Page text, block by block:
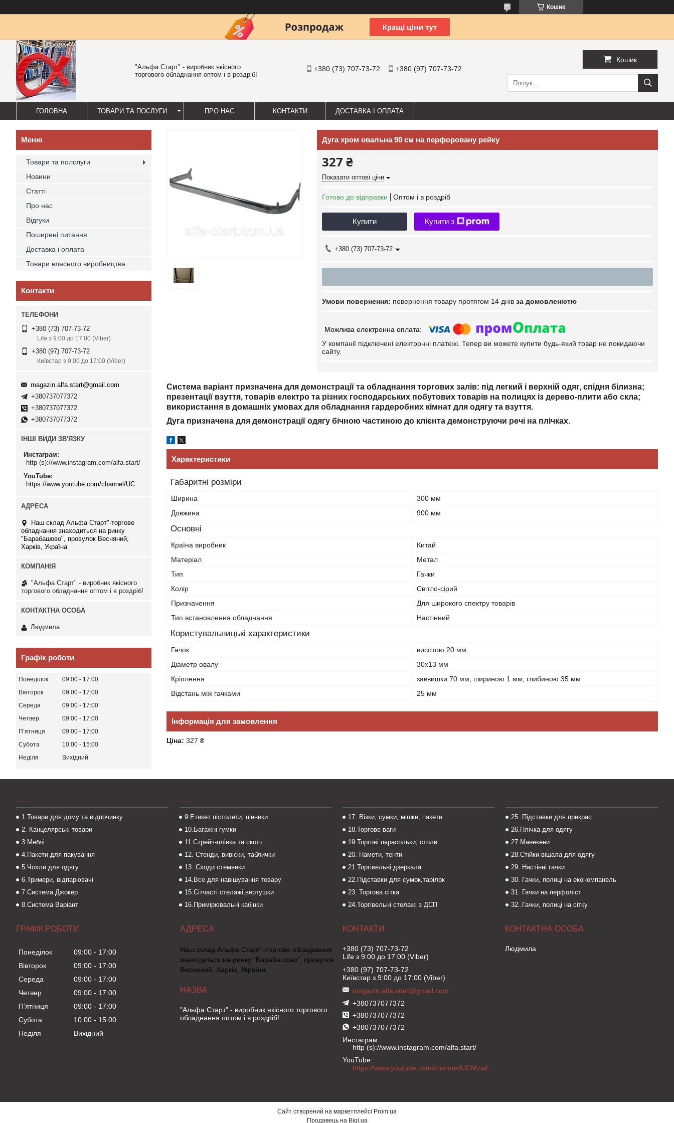
Кошик
"Альфа Старт" - виробник якісного
торгового обладнання оптом і в роздріб!
+380 (73) 707-73-72 +380 (97) 707-73-72
Кошик
ГОЛОВНА ТОВАРИ ТА ПОСЛУГИ ПРО НАС КОНТАКТИ ДОСТАВКА І ОПЛАТА
Дуга хром овальна 90 см на перфоровану рейку
327 ₴
Показати оптові ціни
Готово до відправки Оптом і в роздріб
Купити Купити з
+380 (73) 707-73-72
повернення товару протягом 14 днів за домовленістю
У компанії підключені електронні платежі. Тепер ви можете купити будь-який товар не покидаючи
сайту.
Система варіант призначена для демонстрації та обладнання торгових залів: під легкий і верхній одяг, спідня білизна;
презентації взуття, товарів електро та різних господарських побутових товарів на полицях із дерево-плити або скла;
використання в домашніх умовах для обладнання гардеробних кімнат для одягу та взуття.
Дуга призначена для демонстрації одягу бічною частиною до клієнта демонструючи речі на плічках.
Характеристики
Габаритні розміри
Ширина
300 мм
Довжина
900 мм
Основні
Країна виробник
Китай
Матеріал
Метал
Тип
Гачки
Колір
Світло-сірий
Призначення
Для широкого спектру товарів
Тип встановлення обладнання
Настінний
Користувальницькі характеристики
Гачок
висотою 20 мм
Діаметр овалу
30х13 мм
Кріплення
заввишки 70 мм, шириною 1 мм, глибиною 35 мм
Відстань між гачками
25 мм
Інформація для замовлення
Ціна: 327 ₴
Товари та полслуги
Новини
Статті
Про нас
Відгуки
Поширені питання
Доставка і оплата
Товари власного виробництва
Контакти
+380 (73) 707-73-72
Life з 9:00 до 17:00 (Viber)
+380 (97) 707-73-72
Київстар з 9:00 до 17:00 (Viber)
magazin.alfa.start@gmail.com
+380737077372
+380737077372
+380737077372
ІНШІ ВИДИ ЗВ'ЯЗКУ
Инстаграм
http (s)://www.instagram.com/alfa.start/
YouTube
Наш склад Альфа Старт"-торгове
обладнання знаходиться на ринку
"Барабашово", провулок Весняний,
Харків, Україна
"Альфа Старт" - виробник якісного
торгового обладнання оптом і в роздріб!
Людмила
Графік роботи
Понеділок 09:00
17:00
Вівторок
09:00
17:00
Середа
09:00
17:00
Четвер
09:00
17:00
Пʼятниця
09:00
17:00
Субота
10:00
15:00
Неділя
Вихідний
1.Товари для дому та відпочинку
2. Канцелярські товари
3.Меблі
4.Пакети для пакування
5.Чохли для одягу
6.Тримери, відпарювачі
7.Система Джокер
8.Система Варіант
9.Етикет пістолети, цінники
10.Багажні гумки
11.Стрейч-плівка та скотч
12. Стенди, вивіски, таблички
13. Сходи стемянки
14.Все для навішування товару
15.Сітчасті стелажі,вертушки
16.Примірювальні кабінки
17. Візки, сумки, мішки, пакети
18.Торгове ваги
19.Торгові парасольки, столи
20. Намети, тенти
21.Торгівельні дзеркала
22.Підставки для сумок,тарілок
23. Торгова сітка
24.Торгівельні стелажі з ДСП
25..Підставки для прикрас
26.Плічка для одягу
27.Манекени
28.Стійки-вішала для одягу
29. Настінні гачки
30. Гачки, полиці на економпанель
31. Гачки на перфоліст
32..Гачки, полиці на сітку
ГРАФІК РОБОТИ
Понеділок 09:00
17:00
Вівторок
09:00
17:00
Середа
09:00
17:00
Четвер
09:00
17:00
Пʼятниця
09:00
17:00
Субота
10:00
15:00
Неділя
Вихідний
Наш склад Альфа Старт"-торгове обладнання
знаходиться на ринку "Барабашово", провулок
Весняний, Харків, Україна
"Альфа Старт" - виробник якісного торгового
обладнання оптом і в роздріб!
+380 (73) 707-73-72
Life з 9:00 до 17:00 (Viber)
+380 (97) 707-73-72
Київстар з 9:00 до 17:00 (Viber)
magazin.alfa.start@gmail.com
+380737077372
+380737077372
+380737077372
Инстаграм
http (s)://www.instagram.com/alfa.start/
YouTube
https://www.youtube.com/channel/UCMzwfuPdxogFIKF_nELVFNw
Людмила
Сайт створений на маркетплейсі Prom.ua
Продавець на Bigl.ua